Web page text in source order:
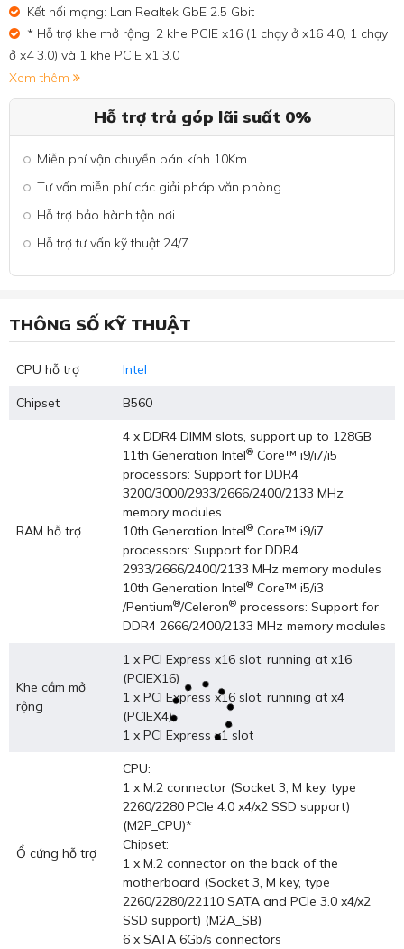
Kết nối mạng: Lan Realtek GbE 2.5 Gbit
* Hỗ trợ khe mở rộng: 2 khe PCIE x16 (1 chạy ở x16 4.0, 1 chạy
ở x4 3.0) và 1 khe PCIE x1 3.0
Xem thêm
Hỗ trợ trả góp lãi suất 0%
Miễn phí vận chuyển bán kính 10Km
Tư vấn miễn phí các giải pháp văn phòng
Hỗ trợ bảo hành tận nơi
Hỗ trợ tư vấn kỹ thuật 24/7
THÔNG SỐ KỸ THUẬT
CPU hỗ trợ Intel
Chipset B560
RAM hỗ trợ
4 x DDR4 DIMM slots, support up to 128GB
11th Generation Intel® Core™ i9/i7/i5
processors: Support for DDR4
3200/3000/2933/2666/2400/2133 MHz
memory modules
10th Generation Intel® Core™ i9/i7
processors: Support for DDR4
2933/2666/2400/2133 MHz memory modules
10th Generation Intel® Core™ i5/i3
/Pentium®/Celeron® processors: Support for
DDR4 2666/2400/2133 MHz memory modules
Khe cắm mở
rộng
1 x PCI Express x16 slot, running at x16
(PCIEX16)
1 x PCI Express x16 slot, running at x4
(PCIEX4)
1 x PCI Express x1 slot
Ổ cứng hỗ trợ
CPU:
1 x M.2 connector (Socket 3, M key, type
2260/2280 PCIe 4.0 x4/x2 SSD support)
(M2P_CPU)*
Chipset:
1 x M.2 connector on the back of the
motherboard (Socket 3, M key, type
2260/2280/22110 SATA and PCIe 3.0 x4/x2
SSD support) (M2A_SB)
6 x SATA 6Gb/s connectors